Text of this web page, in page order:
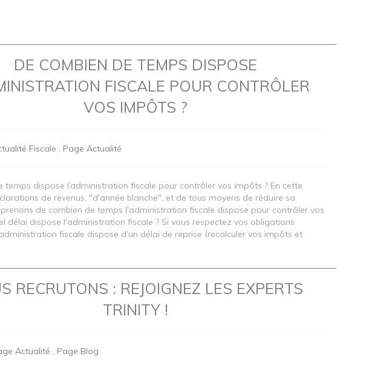
DE COMBIEN DE TEMPS DISPOSE
FISCALE POUR CONTRÔLER
VOS IMPÔTS ?
Fiscale Page Actualité
temps dispose l’administration fiscale pour contrôler vos impôts ? En cette
de revenus, "d'année blanche", et de tous moyens de réduire sa
de combien de temps l'administration fiscale dispose pour contrôler vos
délai dispose l'administration fiscale ? Si vous respectez vos obligations
fiscale dispose d’un délai de reprise (recalculer vos impôts et
RECRUTONS : REJOIGNEZ LES EXPERTS
TRINITY !
Actualité Page Blog